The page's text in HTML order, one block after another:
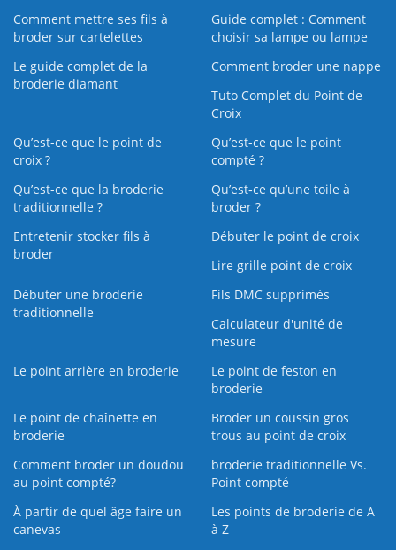
Comment mettre ses fils à
broder sur cartelettes
Guide complet : Comment
choisir sa lampe ou lampe
Le guide complet de la
broderie diamant
Comment broder une nappe
Tuto Complet du Point de
Croix
Qu’est-ce que le point de
croix ?
Qu’est-ce que le point
compté ?
Qu’est-ce que la broderie
traditionnelle ?
Qu’est‑ce qu’une toile à
broder ?
Entretenir stocker fils à
broder
Débuter le point de croix
Lire grille point de croix
Débuter une broderie
traditionnelle
Fils DMC supprimés
Calculateur d'unité de
mesure
Le point arrière en broderie
Le point de feston en
broderie
Le point de chaînette en
broderie
Broder un coussin gros
trous au point de croix
Comment broder un doudou
au point compté?
broderie traditionnelle Vs.
Point compté
À partir de quel âge faire un
canevas
Les points de broderie de A
à Z